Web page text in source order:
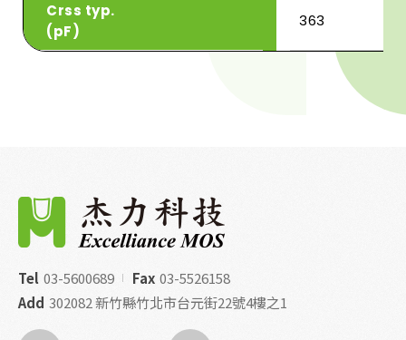
Crss typ.
(pF)
363
Tel 03-5600689 Fax 03-5526158
Add 302082 新竹縣竹北市台元街22號4樓之1